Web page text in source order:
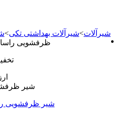
شیرآلات>شیرآلات بهداشتی تکی>
ظرفشویی